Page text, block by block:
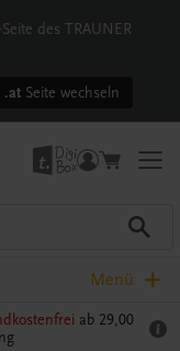
des TRAUNER
.at Seite wechseln
Menü
ab 29,00